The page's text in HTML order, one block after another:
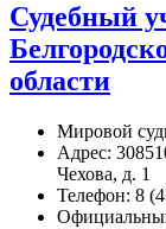
Судебный
области
Мировой
Адрес:
Чехова, д. 1
Телефон: 8